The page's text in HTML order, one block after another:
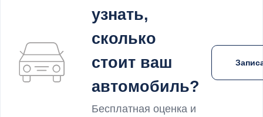
узнать,
сколько
стоит ваш
автомобиль?
Бесплатная оценка и